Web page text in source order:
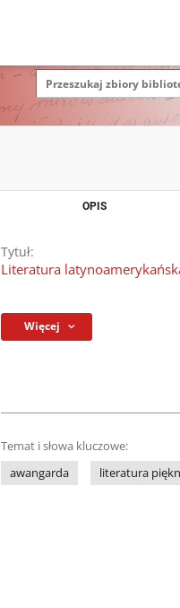
OPIS
Tytuł:
Literatura
Więcej
Temat i słowa kluczowe:
awangarda
literatura